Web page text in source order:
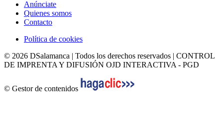
Anúnciate
Quienes somos
Contacto
Política de cookies
© 2026 DSalamanca | Todos los derechos reservados | CONTROL
DE IMPRENTA Y DIFUSIÓN OJD INTERACTIVA - PGD
© Gestor de contenidos